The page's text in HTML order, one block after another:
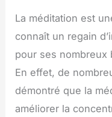
La méditation est
connaît un regain
pour ses nombreux
En effet, de
démontré que la
améliorer la